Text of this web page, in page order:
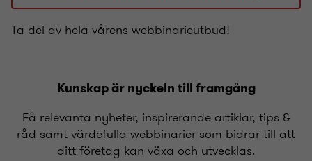
Ta del av hela vårens webbinarieutbud!
Kunskap är nyckeln till framgång
Få relevanta nyheter, inspirerande artiklar, tips &
råd samt värdefulla webbinarier som bidrar till att
ditt företag kan växa och utvecklas.